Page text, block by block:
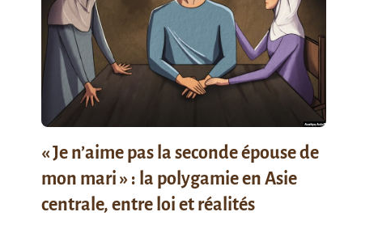
« Je n’aime pas la seconde épouse de
mon mari » : la polygamie en Asie
centrale, entre loi et réalités